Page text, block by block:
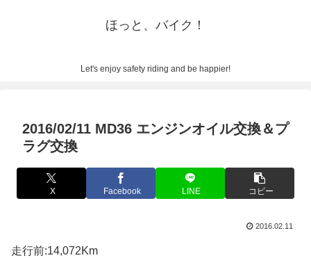
ほっと、バイク！
Let's enjoy safety riding and be happier!
2016/02/11 MD36 エンジンオイル交換＆プ
ラグ交換
X Facebook LINE コピー
2016.02.11
走行前:14,072Km